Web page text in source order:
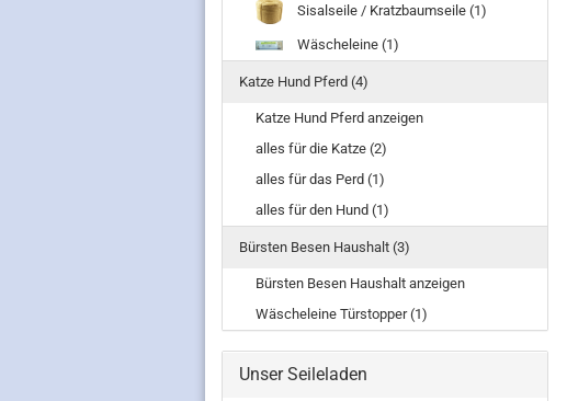
Sisalseile / Kratzbaumseile (1)
Wäscheleine (1)
Katze Hund Pferd (4)
Katze Hund Pferd anzeigen
alles für die Katze (2)
alles für das Perd (1)
alles für den Hund (1)
Bürsten Besen Haushalt (3)
Bürsten Besen Haushalt anzeigen
Wäscheleine Türstopper (1)
Unser Seileladen